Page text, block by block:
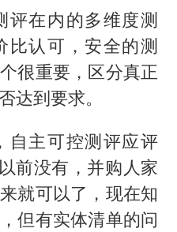
评在内的多维度测
比认可，安全的测
很重要，区分真正
达到要求。
自主可控测评应评
前没有，并购人家
就可以了，现在知
但有实体清单的问